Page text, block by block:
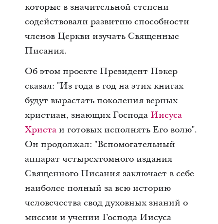
которые в значительной степени
содействовали развитию способности
членов Церкви изучать Священные
Писания.
Об этом проекте Президент Пэкер
сказал: "Из года в год на этих книгах
будут вырастать поколения верных
христиан, знающих Господа Иисуса
Христаи готовых исполнять Его волю".
Он продолжал: "Вспомогательный
аппарат четырехтомного издания
Священного Писания заключает в себе
наиболее полный за всю историю
человечества свод духовных знаний о
миссии и учении Господа Иисуса